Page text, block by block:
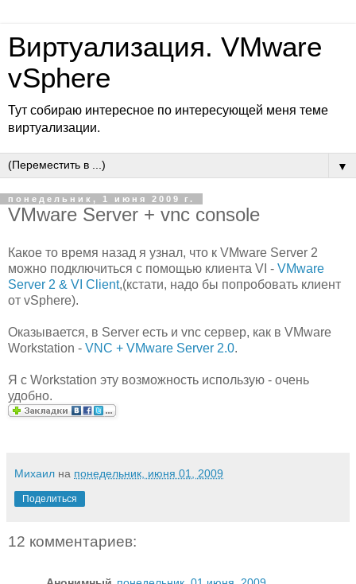
Виртуализация. VMware
vSphere
Тут собираю интересное по интересующей меня теме
виртуализации.
▼
понедельник, 1 июня 2009 г.
VMware Server + vnc console
Какое то время назад я узнал, что к VMware Server 2
можно подключиться с помощью клиента VI - VMware
Server 2 & VI Client,(кстати, надо бы попробовать клиент
от vSphere).
Оказывается, в Server есть и vnc сервер, как в VMware
Workstation - VNC + VMware Server 2.0.
Я c Workstation эту возможность использую - очень
удобно.
Михаил на понедельник, июня 01, 2009
Поделиться
12 комментариев: